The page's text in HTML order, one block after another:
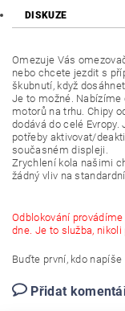
DISKUZE
Omezuje Vás
nebo chcete jezdit s
škubnutí, když
Je to možné.
motorů na trhu. Chipy
dodává do celé
potřeby aktivovat/
současném displeji.
Zrychlení kola našimi
žádný vliv na
Odblokování
dne. Je to služba,
Buďte první, kdo
Přidat